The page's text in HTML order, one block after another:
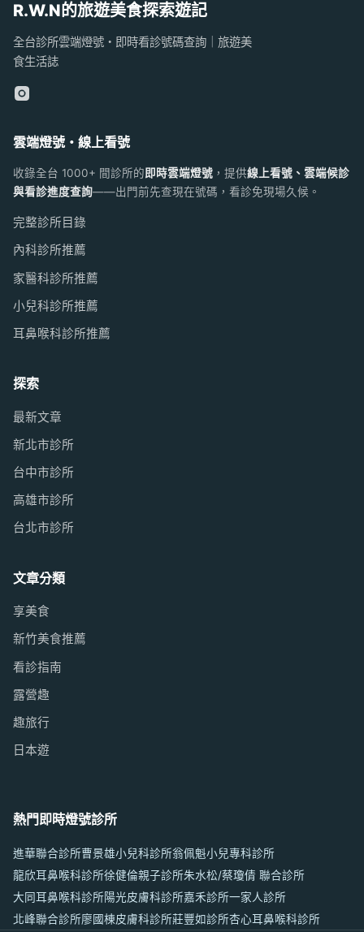
R.W.N的旅遊美食探索遊記
全台診所雲端燈號・即時看診號碼查詢｜旅遊美
食生活誌
雲端燈號・線上看號
收錄全台 1000+ 間診所的 即時雲端燈號 ，提供線上看號、雲端候診
與看診進度查詢——出門前先查現在號碼，看診免現場久候。
完整診所目錄
內科診所推薦
家醫科診所推薦
小兒科診所推薦
耳鼻喉科診所推薦
探索
最新文章
新北市診所
台中市診所
高雄市診所
台北市診所
文章分類
享美食
新竹美食推薦
看診指南
露營趣
趣旅行
日本遊
熱門即時燈號診所
進華聯合診所曹景雄小兒科診所翁佩魁小兒專科診所
龍欣耳鼻喉科診所徐健倫親子診所朱水松/蔡瓊倩 聯合診所
大同耳鼻喉科診所陽光皮膚科診所嘉禾診所一家人診所
北峰聯合診所廖國棟皮膚科診所莊豐如診所杏心耳鼻喉科診所